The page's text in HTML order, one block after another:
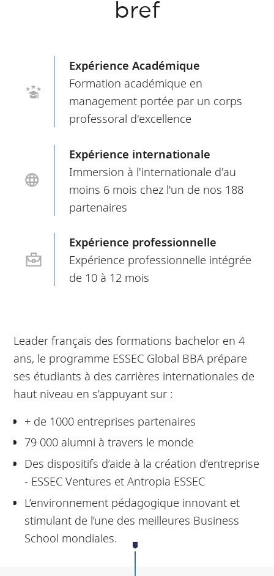
bref
Expérience Académique
Formation académique en
management portée par un corps
professoral d'excellence
Expérience internationale
Immersion à l'internationale d'au
moins 6 mois chez l'un de nos 188
partenaires
Expérience professionnelle
Expérience professionnelle intégrée
de 10 à 12 mois
Leader français des formations bachelor en 4
ans, le programme ESSEC Global BBA prépare
ses étudiants à des carrières internationales de
haut niveau en s’appuyant sur :
+ de 1000 entreprises partenaires
79 000 alumni à travers le monde
Des dispositifs d’aide à la création d’entreprise
- ESSEC Ventures et Antropia ESSEC
L’environnement pédagogique innovant et
stimulant de l’une des meilleures Business
School mondiales.